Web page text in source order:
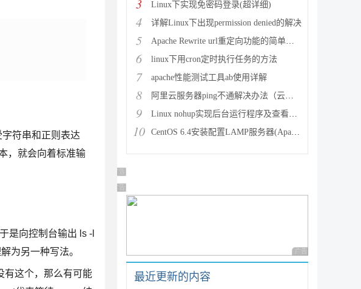
符串和正则表达
，就会向着标准输
是向控制台输出 ls -l
为另一种写法。
有这个，那么有可能
3 Linux下实现免密码登录(超详细)
4 详解Linux下出现permission denied的解决
5 Apache Rewrite url重定向功能的简单配置
6 linux下用cron定时执行任务的方法
7 apache性能测试工具ab使用详解
8 阿里云服务器ping不通解决办法（云服务器搭建完环境访问不了
9 Linux nohup实现后台运行程序及查看（nohup与&
10 CentOS 6.4安装配置LAMP服务器(Apache+P
广告 商业广告，理性选择
广告 商业广告，理性选择
广告 商业广告，理性
最近更新的内容